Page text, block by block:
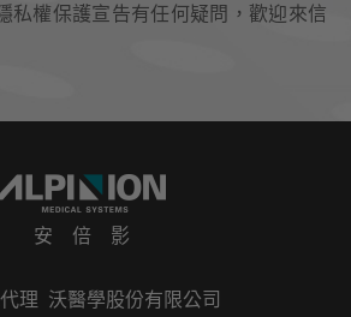
私權保護宣告有任何疑問，歡迎來信
安 倍 影
理 沃醫學股份有限公司